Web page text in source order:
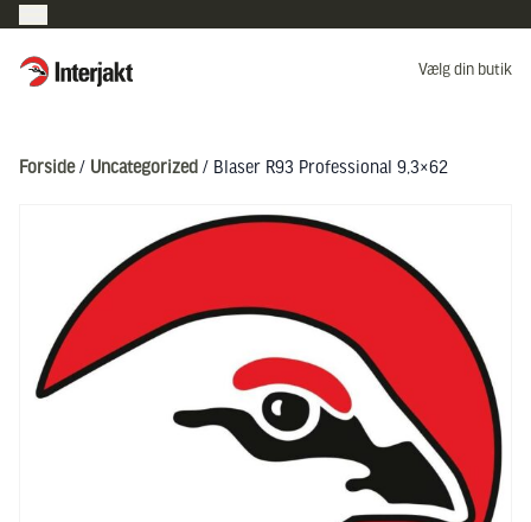
Interjakt DK Vælg din butik
Forside/ Uncategorized / Blaser R93 Professional 9,3×62